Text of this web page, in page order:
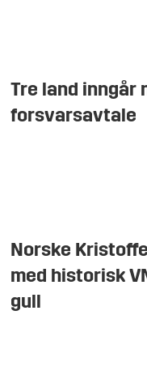
Tre land inngår
forsvarsavtale
Norske
med historisk
gull